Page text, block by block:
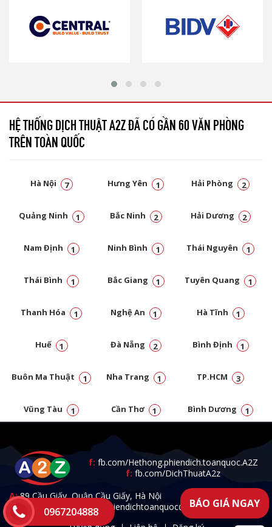
HỆ THỐNG DỊCH THUẬT A2Z ĐÃ CÓ GẦN 60 VĂN PHÒNG
TRÊN TOÀN QUỐC
Hà Nội 7 Hưng Yên 1 Hải Phòng 2
Quảng Ninh 1 Bắc Ninh 2 Hải Dương 2
Nam Định 1 Ninh Bình 1 Thái Nguyên 1
Thái Bình 1 Bắc Giang 1 Tuyên Quang 1
Thanh Hóa 1 Nghệ An 1 Hà Tĩnh 1
Huế 1 Đà Nẵng 2 Bình Định 1
Buôn Ma Thuật 1 Nha Trang 1 TP.HCM 3
Vũng Tàu 1 Cần Thơ 1 Bình Dương 1
f: fb.com/Hethong.phiendich.toanquoc.A2Z
f: fb.com/DichThuatA2z
A:89 Cầu Giấy, Quận Cầu Giấy, Hà Nội
T: 0967.204.888 -E:a2zphiendichtoanquoc@gmail.com
0967204888
BÁO GIÁ NGAY